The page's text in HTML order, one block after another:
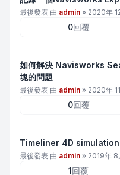
最後發表 由 admin » 2020年
0回覆
如何解決 Navisworks
塊的問題
最後發表 由 admin » 2020年
0回覆
Timeliner 4D
最後發表 由 admin » 2019年
1回覆